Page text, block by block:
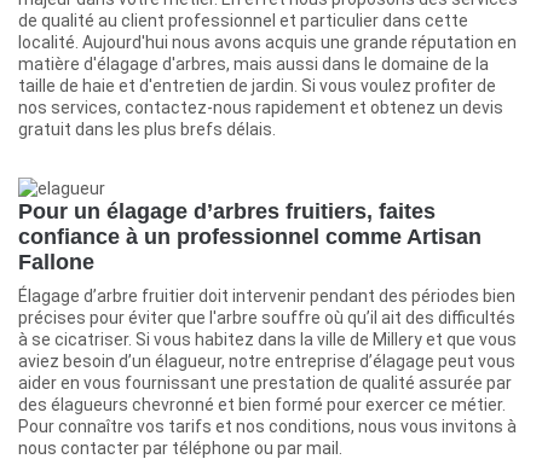
de qualité au client professionnel et particulier dans cette
localité. Aujourd'hui nous avons acquis une grande réputation en
matière d'élagage d'arbres, mais aussi dans le domaine de la
taille de haie et d'entretien de jardin. Si vous voulez profiter de
nos services, contactez-nous rapidement et obtenez un devis
gratuit dans les plus brefs délais.
Pour un élagage d’arbres fruitiers, faites
confiance à un professionnel comme Artisan
Fallone
Élagage d’arbre fruitier doit intervenir pendant des périodes bien
précises pour éviter que l'arbre souffre où qu’il ait des difficultés
à se cicatriser. Si vous habitez dans la ville de Millery et que vous
aviez besoin d’un élagueur, notre entreprise d’élagage peut vous
aider en vous fournissant une prestation de qualité assurée par
des élagueurs chevronné et bien formé pour exercer ce métier.
Pour connaître vos tarifs et nos conditions, nous vous invitons à
nous contacter par téléphone ou par mail.